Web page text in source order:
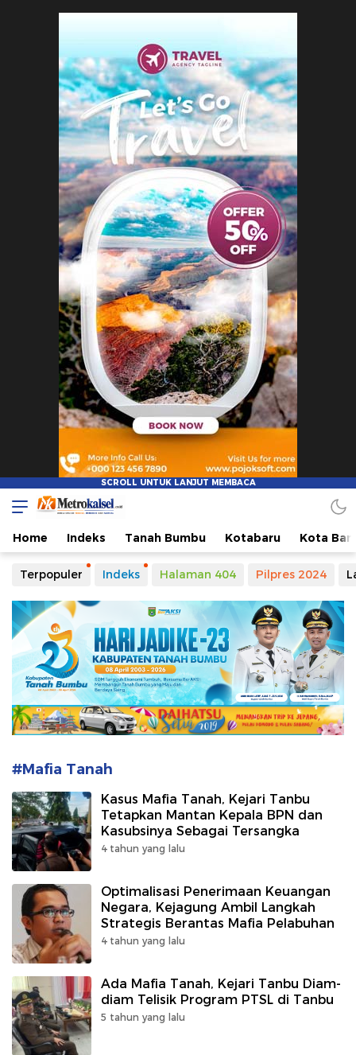
Metro Kalsel
Media Online Terkini, Faktual dan Mendidik
Home Indeks Tanah Bumbu Kotabaru Kota
Terpopuler Indeks Halaman 404 Pilpres 2024
#Mafia Tanah
Kasus Mafia Tanah, Kejari Tanbu
Tetapkan Mantan Kepala BPN dan
Kasubsinya Sebagai Tersangka
4 tahun yang lalu
Optimalisasi Penerimaan Keuangan
Negara, Kejagung Ambil Langkah
Strategis Berantas Mafia Pelabuhan
4 tahun yang lalu
Ada Mafia Tanah, Kejari Tanbu Diam-
diam Telisik Program PTSL di Tanbu
5 tahun yang lalu